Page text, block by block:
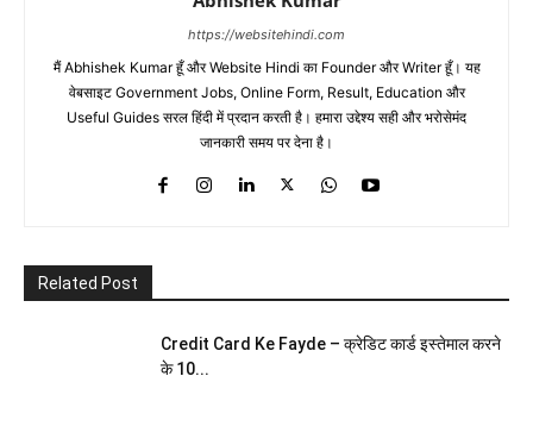
https://websitehindi.com
मैं Abhishek Kumar हूँ और Website Hindi का Founder और Writer हूँ। यह
वेबसाइट Government Jobs, Online Form, Result, Education और
Useful Guides सरल हिंदी में प्रदान करती है। हमारा उद्देश्य सही और भरोसेमंद
जानकारी समय पर देना है।
Related Post
Credit Card Ke Fayde – क्रेडिट कार्ड इस्तेमाल करने
के 10...